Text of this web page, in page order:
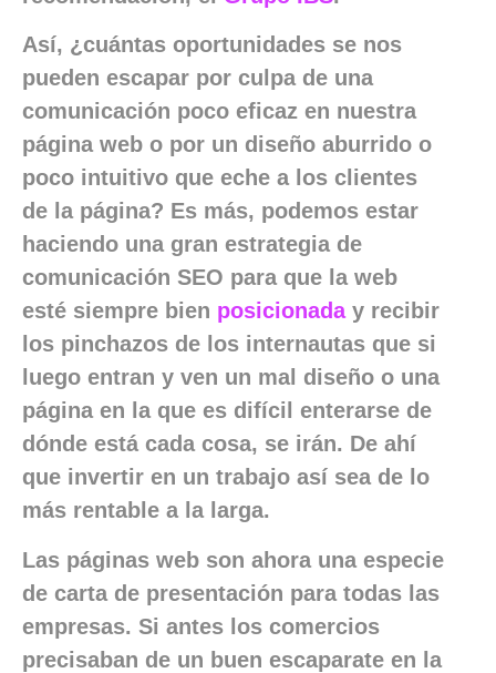
Así, ¿cuántas oportunidades se nos
pueden escapar por culpa de una
comunicación poco eficaz en nuestra
página web o por un diseño aburrido o
poco intuitivo que eche a los clientes
de la página? Es más, podemos estar
haciendo una gran estrategia de
comunicación SEO para que la web
esté siempre bien posicionaday recibir
los pinchazos de los internautas que si
luego entran y ven un mal diseño o una
página en la que es difícil enterarse de
dónde está cada cosa, se irán. De ahí
que invertir en un trabajo así sea de lo
más rentable a la larga.
Las páginas web son ahora una especie
de carta de presentación para todas las
empresas. Si antes los comercios
precisaban de un buen escaparate en la